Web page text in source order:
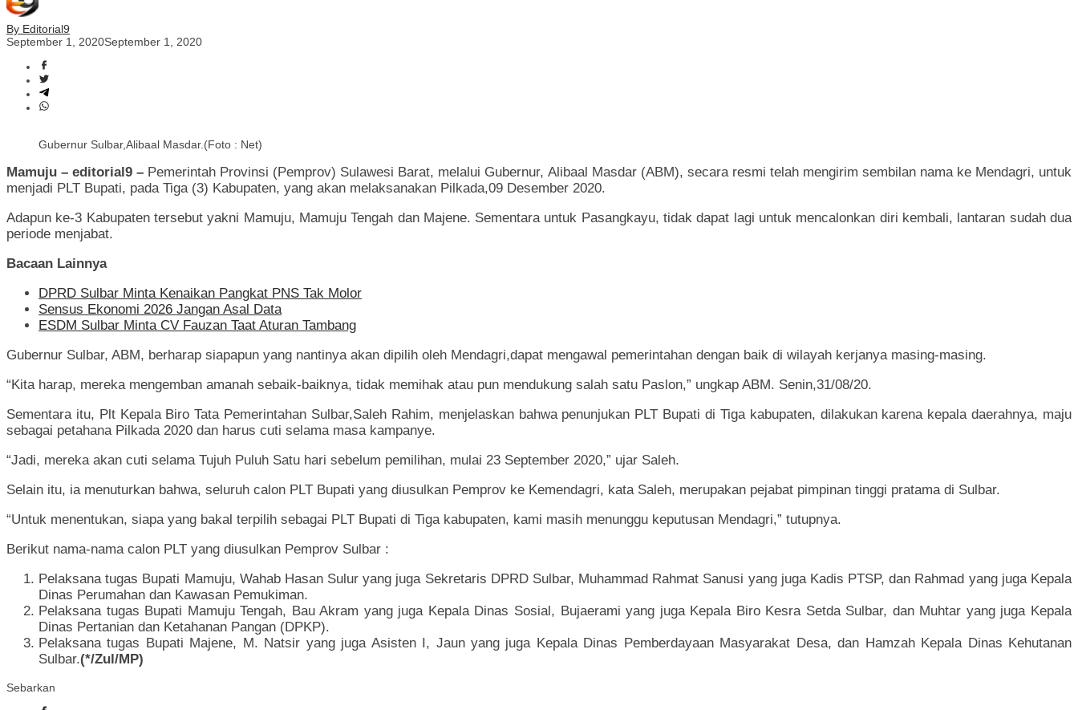
By Editorial9
September 1, 2020September 1, 2020
Gubernur Sulbar,Alibaal Masdar.(Foto : Net)
Mamuju – editorial9 – Pemerintah Provinsi (Pemprov) Sulawesi Barat, melalui Gubernur, Alibaal Masdar (ABM), secara resmi telah mengirim sembilan nama ke Mendagri, untuk
menjadi PLT Bupati, pada Tiga (3) Kabupaten, yang akan melaksanakan Pilkada,09 Desember 2020.
Adapun ke-3 Kabupaten tersebut yakni Mamuju, Mamuju Tengah dan Majene. Sementara untuk Pasangkayu, tidak dapat lagi untuk mencalonkan diri kembali, lantaran sudah dua
periode menjabat.
Bacaan Lainnya
DPRD Sulbar Minta Kenaikan Pangkat PNS Tak Molor
Sensus Ekonomi 2026 Jangan Asal Data
ESDM Sulbar Minta CV Fauzan Taat Aturan Tambang
Gubernur Sulbar, ABM, berharap siapapun yang nantinya akan dipilih oleh Mendagri,dapat mengawal pemerintahan dengan baik di wilayah kerjanya masing-masing.
“Kita harap, mereka mengemban amanah sebaik-baiknya, tidak memihak atau pun mendukung salah satu Paslon,” ungkap ABM. Senin,31/08/20.
Sementara itu, Plt Kepala Biro Tata Pemerintahan Sulbar,Saleh Rahim, menjelaskan bahwa penunjukan PLT Bupati di Tiga kabupaten, dilakukan karena kepala daerahnya, maju
sebagai petahana Pilkada 2020 dan harus cuti selama masa kampanye.
“Jadi, mereka akan cuti selama Tujuh Puluh Satu hari sebelum pemilihan, mulai 23 September 2020,” ujar Saleh.
Selain itu, ia menuturkan bahwa, seluruh calon PLT Bupati yang diusulkan Pemprov ke Kemendagri, kata Saleh, merupakan pejabat pimpinan tinggi pratama di Sulbar.
“Untuk menentukan, siapa yang bakal terpilih sebagai PLT Bupati di Tiga kabupaten, kami masih menunggu keputusan Mendagri,” tutupnya.
Berikut nama-nama calon PLT yang diusulkan Pemprov Sulbar :
Pelaksana tugas Bupati Mamuju, Wahab Hasan Sulur yang juga Sekretaris DPRD Sulbar, Muhammad Rahmat Sanusi yang juga Kadis PTSP, dan Rahmad yang juga Kepala
Dinas Perumahan dan Kawasan Pemukiman.
Pelaksana tugas Bupati Mamuju Tengah, Bau Akram yang juga Kepala Dinas Sosial, Bujaerami yang juga Kepala Biro Kesra Setda Sulbar, dan Muhtar yang juga Kepala
Dinas Pertanian dan Ketahanan Pangan (DPKP).
Pelaksana tugas Bupati Majene, M. Natsir yang juga Asisten I, Jaun yang juga Kepala Dinas Pemberdayaan Masyarakat Desa, dan Hamzah Kepala Dinas Kehutanan
Sulbar.(*/Zul/MP)
Sebarkan